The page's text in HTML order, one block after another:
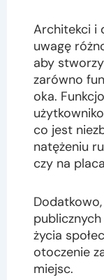
Architekci i
uwagę
aby
zarówno
oka.
co jest
natężeniu
czy na
życia
otoczenie
miejsc.